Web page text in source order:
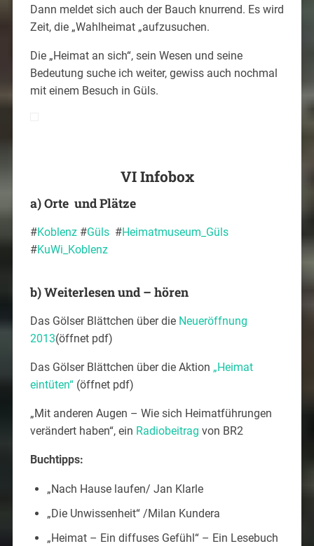
Dann meldet sich auch der Bauch knurrend. Es wird
Zeit, die „Wahlheimat „aufzusuchen.
Die „Heimat an sich“, sein Wesen und seine
Bedeutung suche ich weiter, gewiss auch nochmal
mit einem Besuch in Güls.
VI Infobox
a) Orte und Plätze
#Koblenz#Güls #Heimatmuseum_Güls
#KuWi_Koblenz
b) Weiterlesen und – hören
Das Gölser Blättchen über die Neueröffnung
2013(öffnet pdf)
Das Gölser Blättchen über die Aktion „Heimat
eintüten“(öffnet pdf)
„Mit anderen Augen – Wie sich Heimatführungen
verändert haben“, ein Radiobeitrag von BR2
Buchtipps:
„Nach Hause laufen/ Jan Klarle
„Die Unwissenheit“ /Milan Kundera
„Heimat – Ein diffuses Gefühl“ – Ein Lesebuch